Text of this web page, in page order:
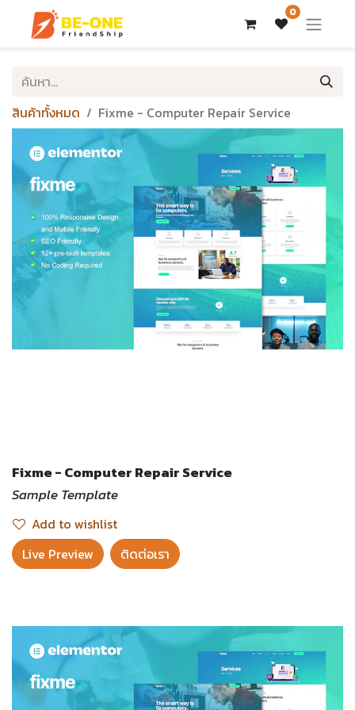
0
สินค้าทั้งหมด Fixme - Computer Repair Service
Fixme - Computer Repair Service
Sample Template
Add to wishlist
Live Preview​
ติดต่อเรา